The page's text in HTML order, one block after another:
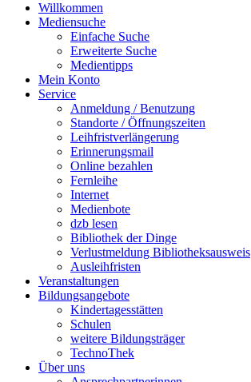
Willkommen
Mediensuche
Einfache Suche
Erweiterte Suche
Medientipps
Mein Konto
Service
Anmeldung / Benutzung
Standorte / Öffnungszeiten
Leihfristverlängerung
Erinnerungsmail
Online bezahlen
Fernleihe
Internet
Medienbote
dzb lesen
Bibliothek der Dinge
Verlustmeldung Bibliotheksausweis
Ausleihfristen
Veranstaltungen
Bildungsangebote
Kindertagesstätten
Schulen
weitere Bildungsträger
TechnoThek
Über uns